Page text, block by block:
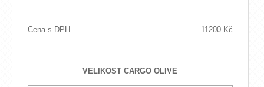
Cena s DPH 11200 Kč
VELIKOST CARGO OLIVE